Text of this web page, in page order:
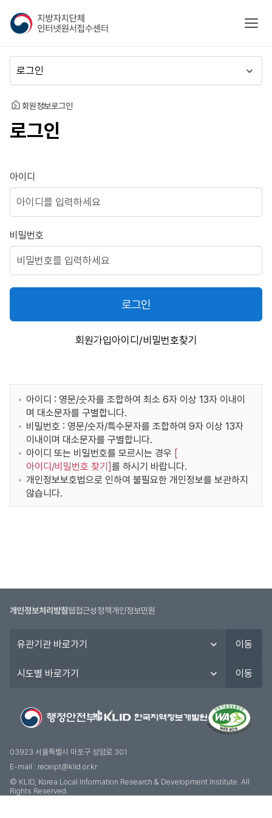
지
방
자
치
단
체
인
넷
접
수
센
모바
뉴
동
홈 회원정보로그인
로그인
로그인
아이디
비밀번호
로그인
회원가입아이디/비밀번호찾기
아이디 : 영문/숫자를 조합하여 최소 6자 이상 13자 이내이
며 대소문자를 구별합니다.
비밀번호 : 영문/숫자/특수문자를 조합하여 9자 이상 13자
이내이며 대소문자를 구별합니다.
아이디 또는 비밀번호를 모르시는 경우 [
아이디/비밀번호 찾기 ]를 하시기 바랍니다.
개인정보보호법으로 인하여 불필요한 개인정보를 보관하지
않습니다.
개인정보처리방침웹접근성정책개인정보민원
관
이동
도
기
이동
03923 서울특별시 마포구 성암로 301
E-mail : receipt@klid.or.kr
© KLID, Korea Local Information Research & Development Institute. AII
Rights Reserved.